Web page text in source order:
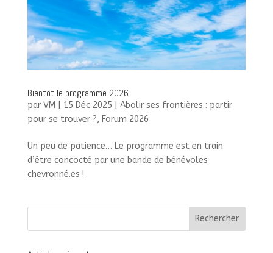
Bientôt le programme 2026
par VM 15 Déc 2025
Abolir ses frontières : partir
pour se trouver ?, Forum 2026
Un peu de patience… Le programme est en train
d’être concocté par une bande de bénévoles
chevronné.es !